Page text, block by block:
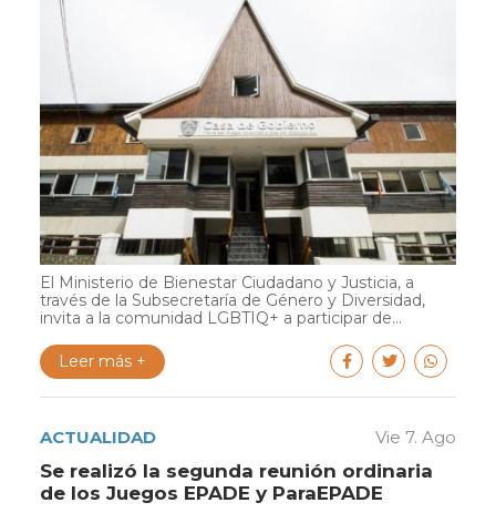
El Ministerio de Bienestar Ciudadano y Justicia, a
través de la Subsecretaría de Género y Diversidad,
invita a la comunidad LGBTIQ+ a participar de...
Leer más +
ACTUALIDAD Vie 7. Ago
Se realizó la segunda reunión ordinaria
de los Juegos EPADE y ParaEPADE